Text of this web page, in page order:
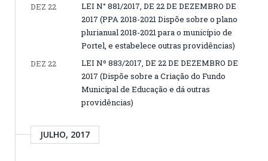
DEZ 22
LEI N° 881/2017, DE 22 DE DEZEMBRO DE
2017 (PPA 2018-2021 Dispõe sobre o plano
plurianual 2018-2021 para o município de
Portel, e estabelece outras providências)
DEZ 22
LEI Nº 883/2017, DE 22 DE DEZEMBRO DE
2017 (Dispõe sobre a Criação do Fundo
Municipal de Educação e dá outras
providências)
JULHO, 2017